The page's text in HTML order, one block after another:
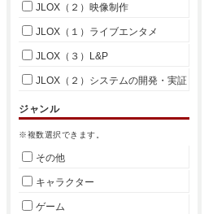
JLOX（２）映像制作
JLOX（１）ライブエンタメ
JLOX（３）L&P
JLOX（２）システムの開発・実証
ジャンル
※複数選択できます。
その他
キャラクター
ゲーム